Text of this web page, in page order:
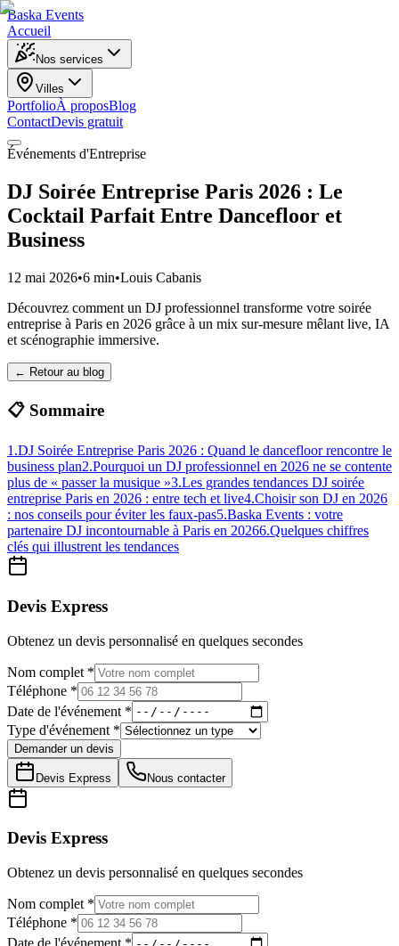
Baska Events
Accueil
Nos services
Villes
PortfolioÀ proposBlog
ContactDevis gratuit
Événements d'Entreprise
DJ Soirée Entreprise Paris 2026 : Le
Cocktail Parfait Entre Dancefloor et
Business
12 mai 2026•6 min•Louis Cabanis
Découvrez comment un DJ professionnel transforme votre soirée
entreprise à Paris en 2026 grâce à un mix sur-mesure mêlant live, IA
et scénographie immersive.
← Retour au blog
📋 Sommaire
1 .DJ Soirée Entreprise Paris 2026 : Quand le dancefloor rencontre le
business plan2.Pourquoi un DJ professionnel en 2026 ne se contente
plus de « passer la musique »3.Les grandes tendances DJ soirée
entreprise Paris en 2026 : entre tech et live4.Choisir son DJ en 2026
: nos conseils pour éviter les faux-pas5.Baska Events : votre
partenaire DJ incontournable à Paris en 20266.Quelques chiffres
clés qui illustrent les tendances
Devis Express
Obtenez un devis personnalisé en quelques secondes
Nom complet *
Téléphone *
Date de l'événement *
Type d'événement *
Demander un devis
Devis Express Nous contacter
Devis Express
Obtenez un devis personnalisé en quelques secondes
Nom complet *
Téléphone *
Date de l'événement *